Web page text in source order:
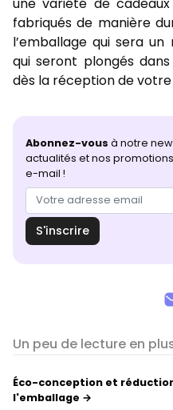
Abonnez-vous à notre
actualités et nos
e-mail !
S'inscrire
Un peu de lecture en
Éco-conception et
l'emballage →
fabriqués de manière
l’emballage qui sera
qui seront plongés
dès la réception de votre